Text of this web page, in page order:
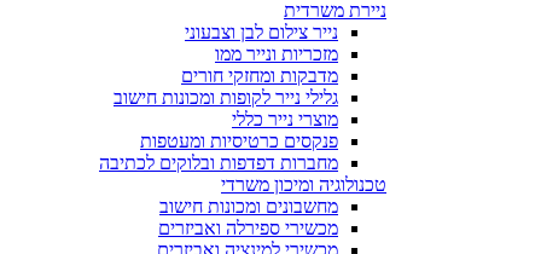
ניירת משרדית
נייר צילום לבן וצבעוני
מזכריות ונייר ממו
מדבקות ומחזקי חורים
גלילי נייר לקופות ומכונות חישוב
מוצרי נייר כללי
פנקסים כרטיסיות ומעטפות
מחברות דפדפות ובלוקים לכתיבה
טכנולוגיה ומיכון משרדי
מחשבונים ומכונות חישוב
מכשירי ספירלה ואביזרים
מכשירי למינציה ואביזרים